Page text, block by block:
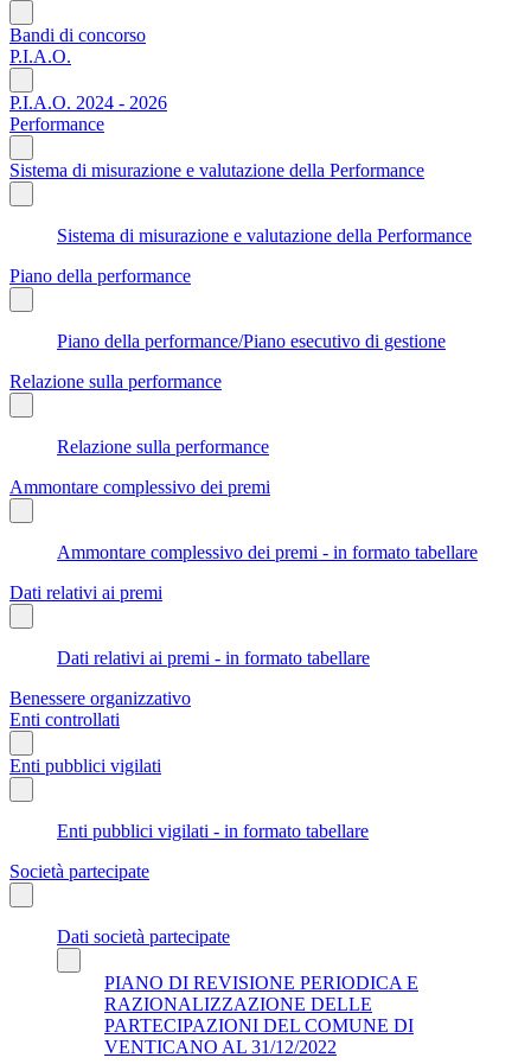
Bandi di concorso
P.I.A.O.
P.I.A.O. 2024 - 2026
Performance
Sistema di misurazione e valutazione della Performance
Sistema di misurazione e valutazione della Performance
Piano della performance
Piano della performance/Piano esecutivo di gestione
Relazione sulla performance
Relazione sulla performance
Ammontare complessivo dei premi
Ammontare complessivo dei premi - in formato tabellare
Dati relativi ai premi
Dati relativi ai premi - in formato tabellare
Benessere organizzativo
Enti controllati
Enti pubblici vigilati
Enti pubblici vigilati - in formato tabellare
Società partecipate
Dati società partecipate
PIANO DI REVISIONE PERIODICA E
RAZIONALIZZAZIONE DELLE
PARTECIPAZIONI DEL COMUNE DI
VENTICANO AL 31/12/2022